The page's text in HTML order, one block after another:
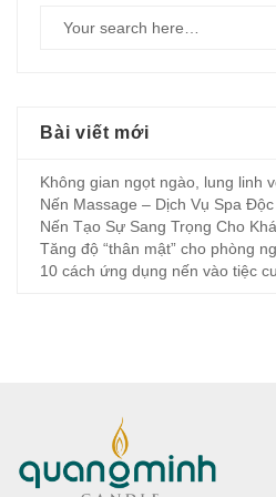
Bài viết mới
Không gian ngọt ngào, lung linh
Nến Massage – Dịch Vụ Spa
Nến Tạo Sự Sang Trọng Cho
Tăng độ “thân mật” cho phòng
10 cách ứng dụng nến vào tiệc